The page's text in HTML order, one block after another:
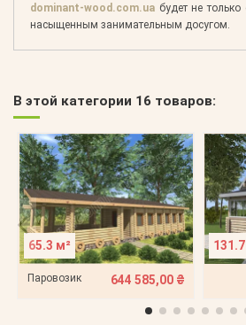
dominant-wood.com.ua будет не
насыщенным занимательным досугом.
В этой категории 16 товаров:
65.3 м²
Паровозик 644 585,00 ₴